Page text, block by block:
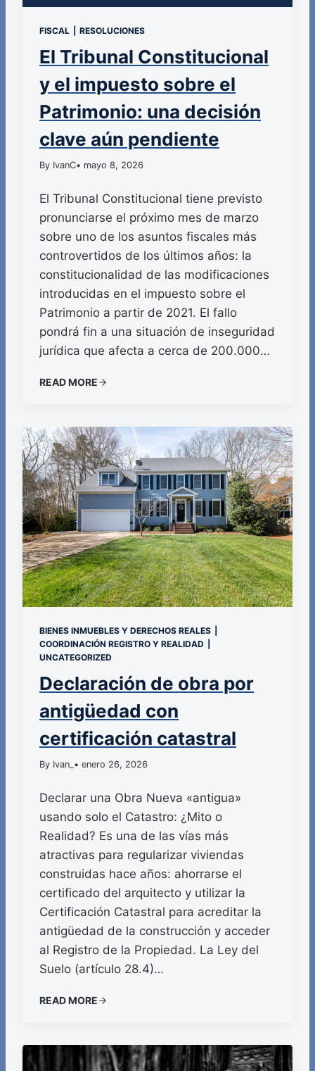
FISCAL RESOLUCIONES
El Tribunal Constitucional
y el impuesto sobre el
Patrimonio: una decisión
clave aún pendiente
By IvanC• mayo 8, 2026
El Tribunal Constitucional tiene previsto
pronunciarse el próximo mes de marzo
sobre uno de los asuntos fiscales más
controvertidos de los últimos años: la
constitucionalidad de las modificaciones
introducidas en el impuesto sobre el
Patrimonio a partir de 2021. El fallo
pondrá fin a una situación de inseguridad
jurídica que afecta a cerca de 200.000…
READ MORE
BIENES INMUEBLES Y DERECHOS REALES
COORDINACIÓN REGISTRO Y REALIDAD
UNCATEGORIZED
Declaración de obra por
antigüedad con
certificación catastral
By Ivan_ • enero 26, 2026
Declarar una Obra Nueva «antigua»
usando solo el Catastro: ¿Mito o
Realidad? Es una de las vías más
atractivas para regularizar viviendas
construidas hace años: ahorrarse el
certificado del arquitecto y utilizar la
Certificación Catastral para acreditar la
antigüedad de la construcción y acceder
al Registro de la Propiedad. La Ley del
Suelo (artículo 28.4)…
READ MORE